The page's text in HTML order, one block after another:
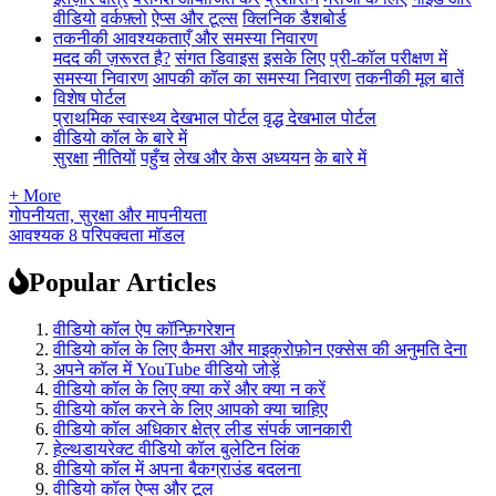
वीडियो वर्कफ़्लो ऐप्स और टूल्स क्लिनिक डैशबोर्ड
तकनीकी आवश्यकताएँ और समस्या निवारण
मदद की ज़रूरत है? संगत डिवाइस इसके लिए प्री-कॉल परीक्षण में
समस्या निवारण आपकी कॉल का समस्या निवारण तकनीकी मूल बातें
विशेष पोर्टल
प्राथमिक स्वास्थ्य देखभाल पोर्टल वृद्ध देखभाल पोर्टल
वीडियो कॉल के बारे में
सुरक्षा नीतियों पहुँच लेख और केस अध्ययन के बारे में
+ More
गोपनीयता, सुरक्षा और मापनीयता
आवश्यक 8 परिपक्वता मॉडल
Popular Articles
वीडियो कॉल ऐप कॉन्फ़िगरेशन
वीडियो कॉल के लिए कैमरा और माइक्रोफ़ोन एक्सेस की अनुमति देना
अपने कॉल में YouTube वीडियो जोड़ें
वीडियो कॉल के लिए क्या करें और क्या न करें
वीडियो कॉल करने के लिए आपको क्या चाहिए
वीडियो कॉल अधिकार क्षेत्र लीड संपर्क जानकारी
हेल्थडायरेक्ट वीडियो कॉल बुलेटिन लिंक
वीडियो कॉल में अपना बैकग्राउंड बदलना
वीडियो कॉल ऐप्स और टूल